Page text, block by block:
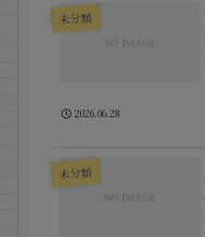
未分類
2026.06.28
未分類